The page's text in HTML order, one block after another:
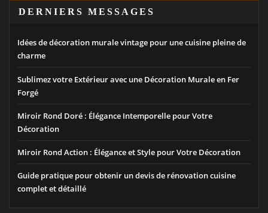
DERNIERS MESSAGES
Idées de décoration murale vintage pour une cuisine pleine de
charme
Sublimez votre Extérieur avec une Décoration Murale en Fer
Forgé
Miroir Rond Doré : Élégance Intemporelle pour Votre
Décoration
Miroir Rond Action : Élégance et Style pour Votre Décoration
Guide pratique pour obtenir un devis de rénovation cuisine
complet et détaillé